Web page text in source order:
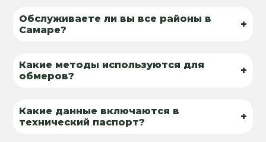
Обслуживаете ли вы все районы в
Самаре?
+
Какие методы используются для
обмеров?
+
Какие данные включаются в
технический паспорт?
+